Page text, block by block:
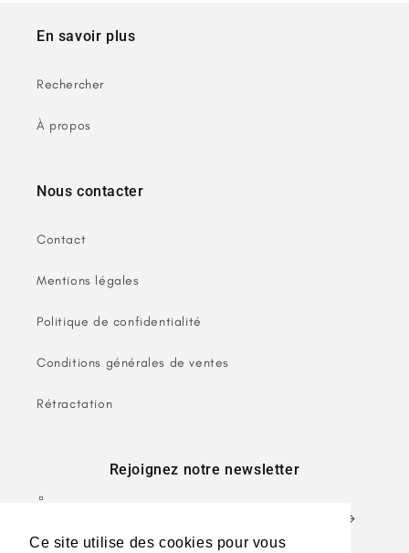
Ce site utilise des cookies pour vous
En savoir plus
Rechercher
À propos
Nous contacter
Contact
Mentions légales
Politique de confidentialité
Conditions générales de ventes
Rétractation
Rejoignez notre newsletter